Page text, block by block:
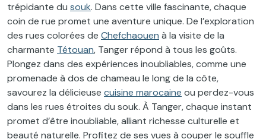
trépidante du souk. Dans cette ville fascinante, chaque
coin de rue promet une aventure unique. De l’exploration
des rues colorées de Chefchaouen à la visite de la
charmante Tétouan, Tanger répond à tous les goûts.
Plongez dans des expériences inoubliables, comme une
promenade à dos de chameau le long de la côte,
savourez la délicieuse cuisine marocaine ou perdez-vous
dans les rues étroites du souk. À Tanger, chaque instant
promet d’être inoubliable, alliant richesse culturelle et
beauté naturelle. Profitez de ses vues à couper le souffle